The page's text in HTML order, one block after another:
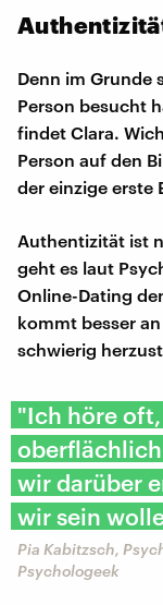
Denn im Grunde
Person besucht
findet Clara.
Person auf den
der einzige erste
Authentizität ist
geht es laut
Online-Dating
kommt besser
schwierig
"Ich höre
wir darüber
wir sein
Pia Kabitzsch,
Psychologeek